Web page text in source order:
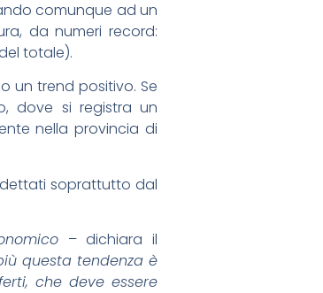
comunque ad un
da numeri record:
totale).
un trend positivo. Se
dove si registra un
nella provincia di
soprattutto dal
– dichiara il
questa tendenza è
che deve essere